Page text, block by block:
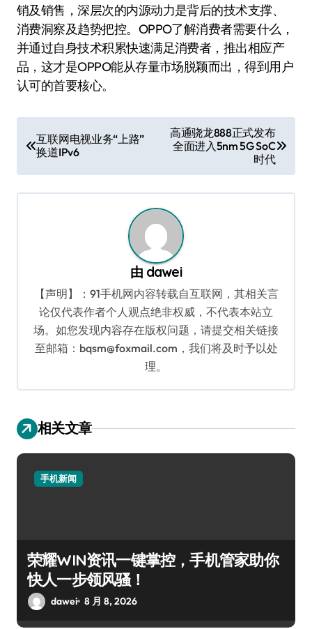
销及销售，深层次的内源动力是背后的技术支撑、
消费洞察及趋势把控。OPPO了解消费者需要什么，
并通过自身技术积累快速满足消费者，推出相应产
品，这才是OPPO能从存量市场脱颖而出，得到用户
认可的首要核心。
章
导
航
互联网电视业务“上路”
换道IPv6
高通骁龙888正式发布
全面进入5nm 5G SoC
时代
由 dawei
【声明】：91手机网内容转载自互联网，其相关言
论仅代表作者个人观点绝非权威，不代表本站立
场。如您发现内容存在版权问题，请提交相关链接
至邮箱：bqsm@foxmail.com，我们将及时予以处
理。
相关文章
手机新闻
荣耀WIN资讯一键掌控，手机管家助你
快人一步领风骚！
dawei 8 月 8, 2026